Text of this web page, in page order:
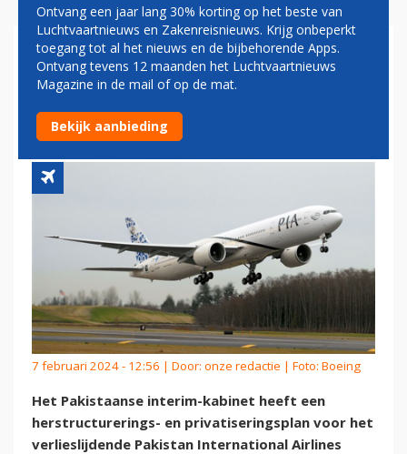
PRIVATISERINGSPLAN VOOR
PAKISTAN INTERNATIONAL
AIRLINES GOEDGEKEURD
7 februari 2024 - 12:56 | Door: onze redactie | Foto: Boeing
Het Pakistaanse interim-kabinet heeft een
herstructurerings- en privatiseringsplan voor het
verlieslijdende Pakistan International Airlines
Ontvang een jaar lang 30% korting op het beste van
Luchtvaartnieuws en Zakenreisnieuws. Krijg onbeperkt
toegang tot al het nieuws en de bijbehorende Apps.
Ontvang tevens 12 maanden het Luchtvaartnieuws
Magazine in de mail of op de mat.
Bekijk aanbieding